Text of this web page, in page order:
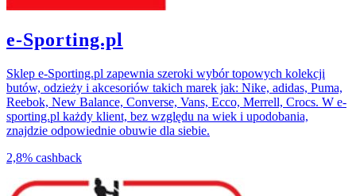
e-Sporting.pl
Sklep e-Sporting.pl zapewnia szeroki wybór topowych kolekcji
butów, odzieży i akcesoriów takich marek jak: Nike, adidas, Puma,
Reebok, New Balance, Converse, Vans, Ecco, Merrell, Crocs. W e-
sporting.pl każdy klient, bez względu na wiek i upodobania,
znajdzie odpowiednie obuwie dla siebie.
2,8% cashback